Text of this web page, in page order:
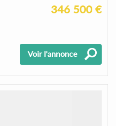
346 500 €
Voir l'annonce